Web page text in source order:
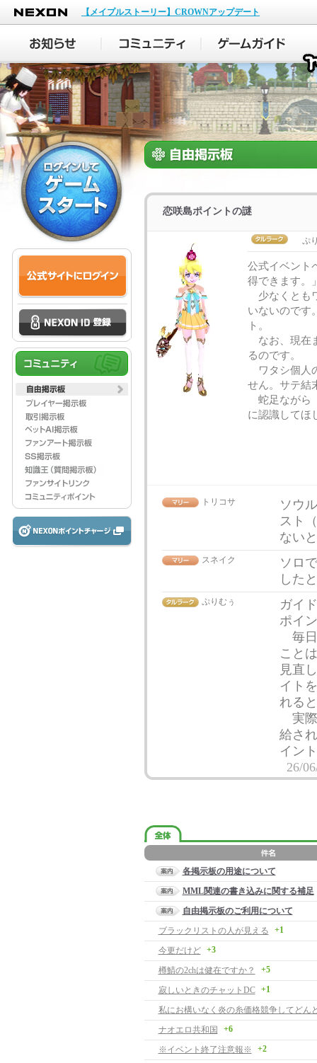
NEXON
【メイプルストーリー】CROWNアップデート
恋咲島ポイントの謎
ぷ
公式イベント
得できます。
少なくとも
いないのです
ト。
なお、現在
るのです。
ワタシ個人
せん。サテ結
蛇足ながら
に認識してほ
トリコサ
ソウ
スト
ない
スネイク
ソロ
した
ぷりむぅ
ガイ
ポイ
毎日
こと
見直
イト
れる
実際
給さ
イン
26/
各掲示板の用途について
MML関連の書き込みに関する補足
自由掲示板のご利用について
ブラックリストの人が見える
+1
今更だけど +3
樽鯖の2chは健在ですか？ +5
寂しいときのチャットDC +1
ナオエロ共和国 +6
※イベント終了注意報※ +2